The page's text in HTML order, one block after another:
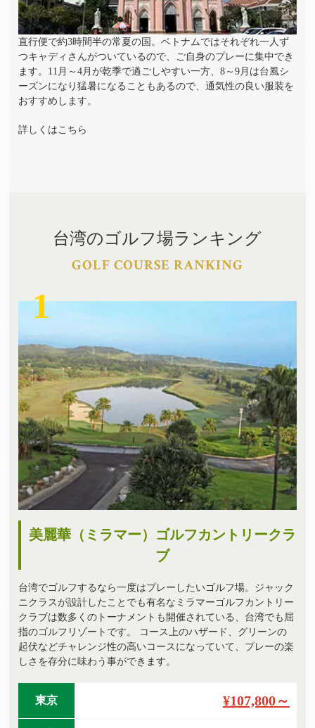
直行便で約3時間半の常夏の国。ベトナムではそれぞれ一人ず
つキャディさんがついているので、ご自身のプレーに集中でき
ます。11月～4月が乾季で過ごしやすい一方、8～9月は台風シ
ーズンになり猛暑になることもあるので、通気性の良い服装を
おすすめします。
詳しくはこちら
台湾のゴルフ場ランキング
GOLF COURSE RANKING
1
美麗華（ミラマー）ゴルフカントリークラ
ブ
台湾でゴルフするなら一度はプレーしたいゴルフ場。ジャック
ニクラスが設計したことでも有名なミラマーゴルフカントリー
クラブは数多くのトーナメントも開催されている、台湾でも屈
指のゴルフリゾートです。 コース上のハザード、グリーンの
起伏などチャレンジ性の高いコースになっていて、プレーの楽
しさを存分に味わう事ができます。
東京 ¥107,800～